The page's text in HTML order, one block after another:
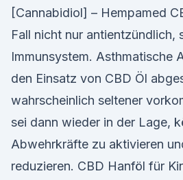
[Cannabidiol] – Hempamed
Fall nicht nur antientzündlich,
Immunsystem. Asthmatische
den Einsatz von CBD Öl
wahrscheinlich seltener
sei dann wieder in der Lage,
Abwehrkräfte zu aktivieren
reduzieren. CBD Hanföl für